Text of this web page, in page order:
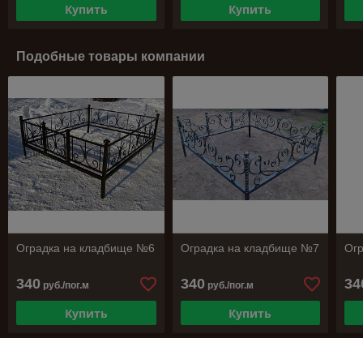
Купить Купить
Подобные товары компании
Оградка на кладбище №6
340 руб./пог.м
Купить
Оградка на кладбище №7
340руб./пог.м
Купить